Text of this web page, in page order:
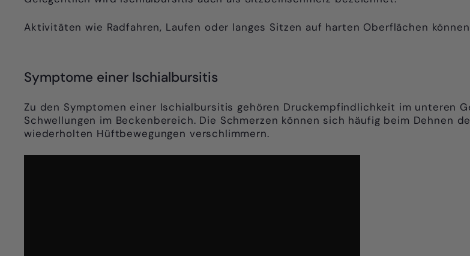
Aktivitäten wie Radfahren, Laufen oder langes Sitzen auf harten Oberflächen
Symptome einer Ischialbursitis
Zu den Symptomen einer Ischialbursitis gehören Druckempfindlichkeit im unteren
Schwellungen im Beckenbereich. Die Schmerzen können sich häufig beim Dehnen
wiederholten Hüftbewegungen verschlimmern.